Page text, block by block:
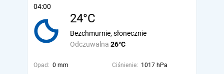
04:00
24°C
Odczuwalna 26°C
Bezchmurnie, słonecznie
Opad: 0 mm Ciśnienie: 1017 hPa